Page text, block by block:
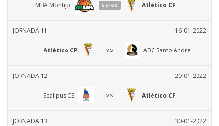
MBA Montijo 52-65 Atlético CP
JORNADA 11 16-01-2022
Atlético CP vs ABC Santo André
JORNADA 12 29-01-2022
Scalipus CS vs Atlético CP
JORNADA 13 30-01-2022